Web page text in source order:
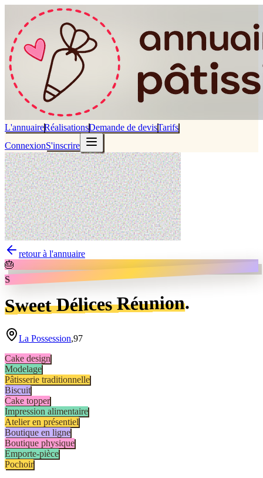
L'annuaireRéalisationsDemande de devisTarifs
ConnexionS'inscrire
retour à l'annuaire
🎂
S
Sweet Délices Réunion.
La Possession,97
Cake design
Modelage
Pâtisserie traditionnelle
Biscuit
Cake topper
Impression alimentaire
Atelier en présentiel
Boutique en ligne
Boutique physique
Emporte-pièce
Pochoir